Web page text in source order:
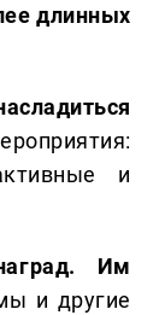
длинных
и
Им
и другие